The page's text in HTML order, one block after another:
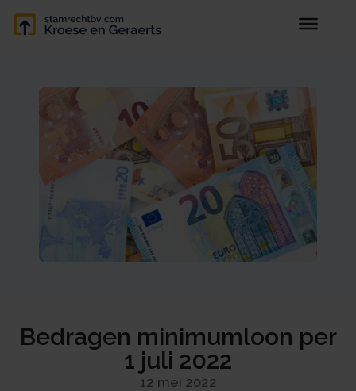
Bedragen minimumloon per
1 juli 2022
12 mei 2022